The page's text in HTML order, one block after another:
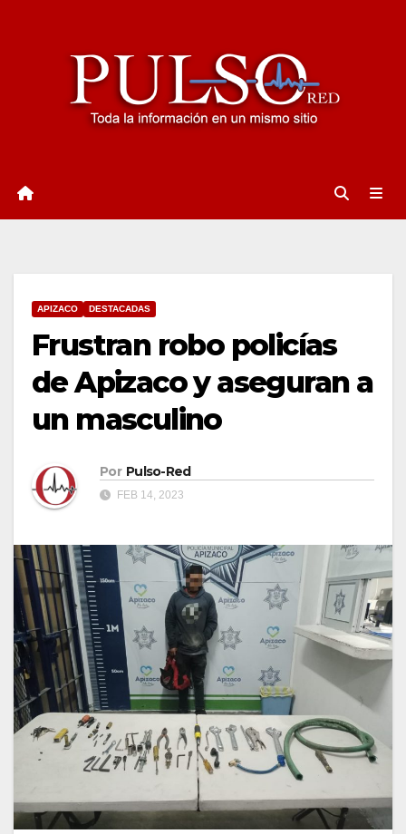
APIZACO DESTACADAS
Frustran robo policías
de Apizaco y aseguran a
un masculino
Por Pulso-Red
FEB 14, 2023